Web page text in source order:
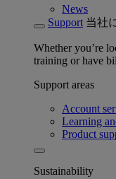
News
Support 当社
Whether you’re
training or have
Support areas
Account
Learning
Product
Sustainability